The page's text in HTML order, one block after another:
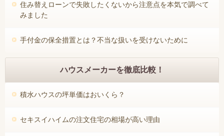
住み替えローンで失敗したくないから注意点を本気で調べて
みました
手付金の保全措置とは？不当な扱いを受けないために
ハウスメーカーを徹底比較！
積水ハウスの坪単価はおいくら？
セキスイハイムの注文住宅の相場が高い理由